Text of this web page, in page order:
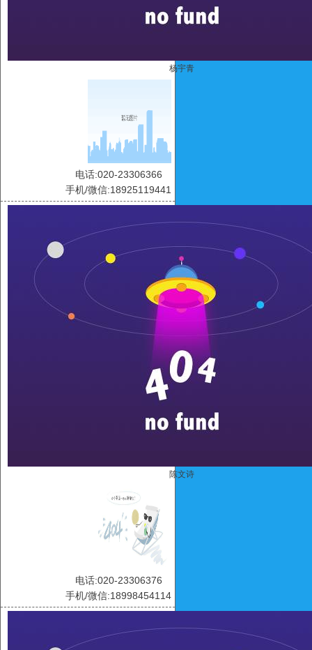
杨宇青
电话:020-23306366
手机/微信:18925119441
陈文诗
电话:020-23306376
手机/微信:18998454114